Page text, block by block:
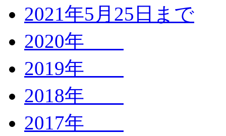
2021年5月25日まで
2020年
2019年
2018年
2017年